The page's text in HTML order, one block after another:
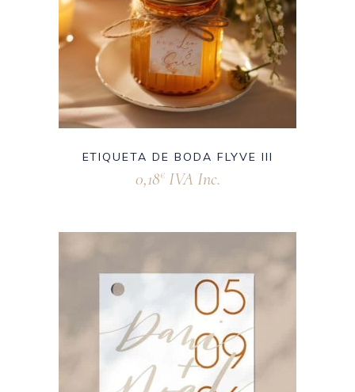
ETIQUETA DE BODA FLYVE III
0,18€ IVA Inc.